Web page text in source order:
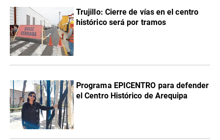
Trujillo: Cierre de vías en el centro
histórico será por tramos
Programa EPICENTRO para defender
el Centro Histórico de Arequipa